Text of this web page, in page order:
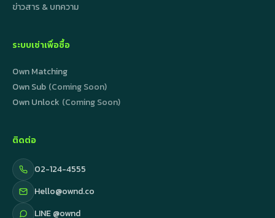
ข่าวสาร & บทความ
ระบบเช่าเพื่อซื้อ
Own Matching
Own Sub (Coming Soon)
Own Unlock (Coming Soon)
ติดต่อ
02-124-4555
Hello@ownd.co
LINE @ownd